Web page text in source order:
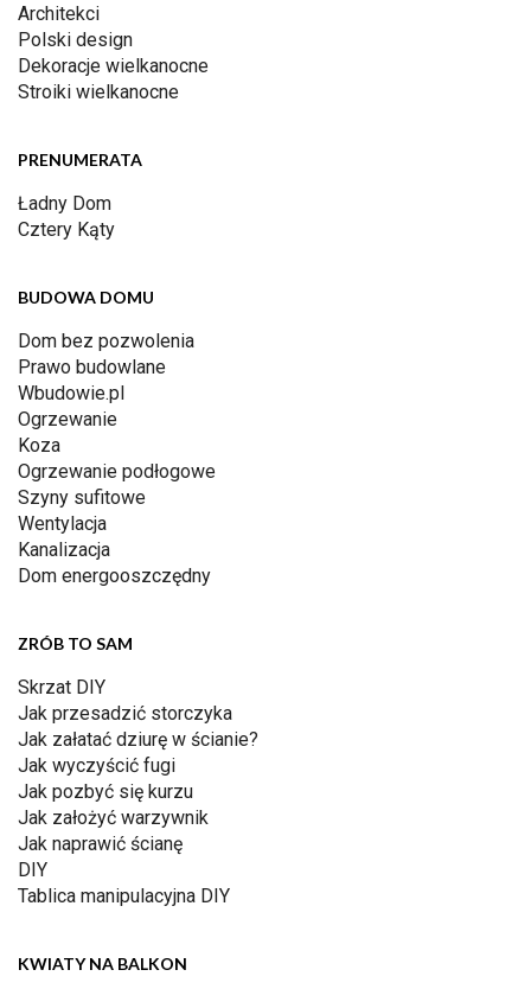
Architekci
Polski design
Dekoracje wielkanocne
Stroiki wielkanocne
PRENUMERATA
Ładny Dom
Cztery Kąty
BUDOWA DOMU
Dom bez pozwolenia
Prawo budowlane
Wbudowie.pl
Ogrzewanie
Koza
Ogrzewanie podłogowe
Szyny sufitowe
Wentylacja
Kanalizacja
Dom energooszczędny
ZRÓB TO SAM
Skrzat DIY
Jak przesadzić storczyka
Jak załatać dziurę w ścianie?
Jak wyczyścić fugi
Jak pozbyć się kurzu
Jak założyć warzywnik
Jak naprawić ścianę
DIY
Tablica manipulacyjna DIY
KWIATY NA BALKON